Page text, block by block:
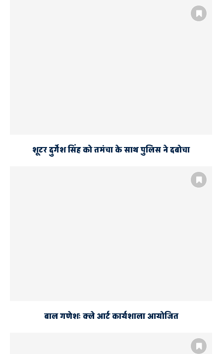
शूटर दुर्गेश सिंह को तमंचा के साथ पुलिस ने दबोचा
बाल गणेशः क्ले आर्ट कार्यशाला आयोजित